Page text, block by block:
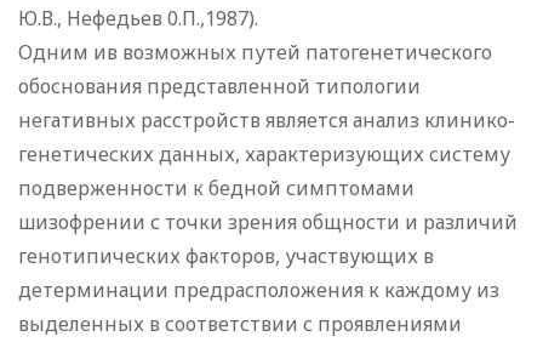
Ю.В., Нефедьев 0.П.,1987).
Одним ив возможных путей патогенетического
обоснования представленной типологии
негативных расстройств является анализ клинико-
генетических данных, характеризующих систему
подверженности к бедной симптомами
шизофрении с точки зрения общности и различий
генотипических факторов, участвующих в
детерминации предрасположения к каждому из
выделенных в соответствии с проявлениями